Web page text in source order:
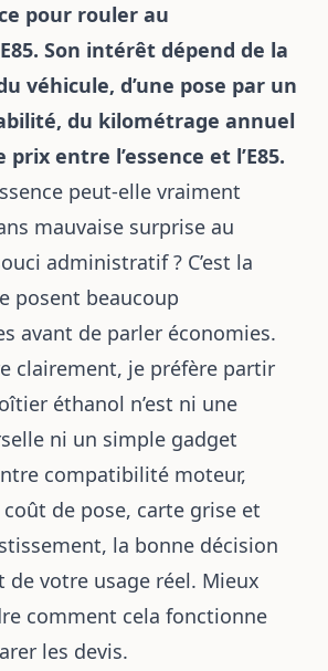
pour rouler au
Son intérêt dépend de la
véhicule, d’une pose par un
du kilométrage annuel
prix entre l’essence et l’E85.
peut-elle vraiment
mauvaise surprise au
administratif ? C’est la
posent beaucoup
avant de parler économies.
clairement, je préfère partir
éthanol n’est ni une
ni un simple gadget
compatibilité moteur,
de pose, carte grise et
la bonne décision
de votre usage réel. Mieux
comment cela fonctionne
les devis.